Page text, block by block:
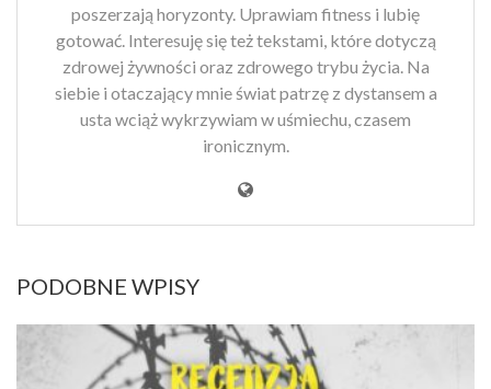
poszerzają horyzonty. Uprawiam fitness i lubię
gotować. Interesuję się też tekstami, które dotyczą
zdrowej żywności oraz zdrowego trybu życia. Na
siebie i otaczający mnie świat patrzę z dystansem a
usta wciąż wykrzywiam w uśmiechu, czasem
ironicznym.
PODOBNE WPISY